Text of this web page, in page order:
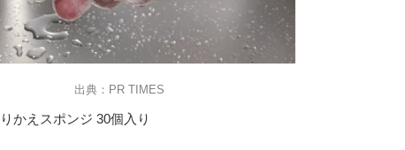
出典：PR TIMES
かえスポンジ 30個入り